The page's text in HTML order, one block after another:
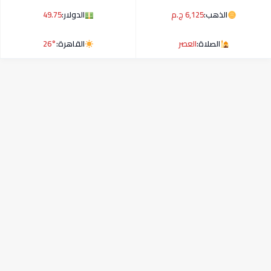
الذهب:6,125 ج.م الدولار:49.75
الصلاة:العصر القاهرة:26°